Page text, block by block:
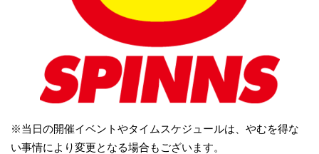
※当日の開催イベントやタイムスケジュールは、やむを得な
い事情により変更となる場合もございます。